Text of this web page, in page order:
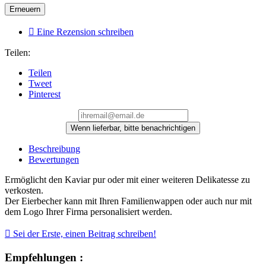
 Eine Rezension schreiben
Teilen:
Teilen
Tweet
Pinterest
Wenn lieferbar, bitte benachrichtigen
Beschreibung
Bewertungen
Ermöglicht den Kaviar pur oder mit einer weiteren Delikatesse zu
verkosten.
Der Eierbecher kann mit Ihren Familienwappen oder auch nur mit
dem Logo Ihrer Firma personalisiert werden.
 Sei der Erste, einen Beitrag schreiben!
Empfehlungen :